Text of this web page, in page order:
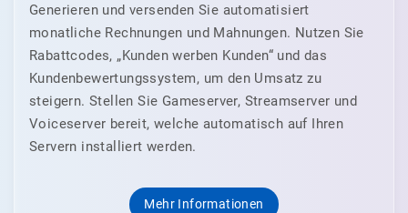
Generieren und versenden Sie automatisiert
monatliche Rechnungen und Mahnungen. Nutzen Sie
Rabattcodes, „Kunden werben Kunden“ und das
Kundenbewertungssystem, um den Umsatz zu
steigern. Stellen Sie Gameserver, Streamserver und
Voiceserver bereit, welche automatisch auf Ihren
Servern installiert werden.
Mehr Informationen